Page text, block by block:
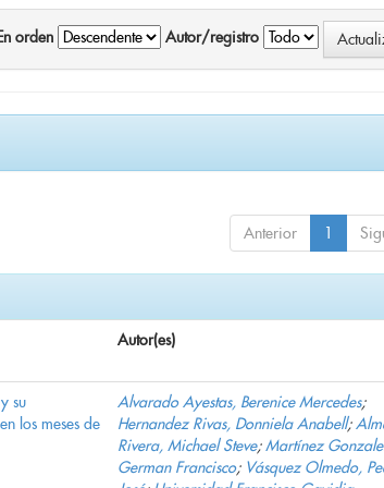
En orden Autor/registro
Anterior 1
Autor(es)
su
los meses de
Alvarado Ayestas, Berenice Mercedes;
Hernandez Rivas, Donniela Anabell;
Rivera, Michael Steve;Martínez
German Francisco; Vásquez Olmedo,